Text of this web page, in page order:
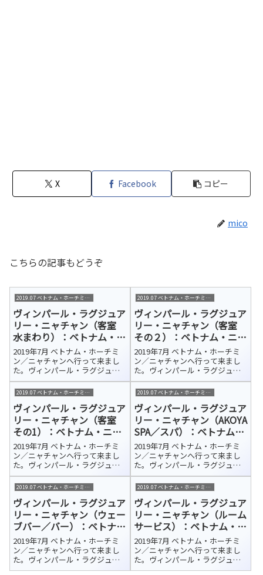
X Facebook コピー
mico
こちらの記事もどうぞ
2019.07 ベトナム・ホーチミン/ニャチャン
ヴィンパール・ラグジュア
リー・ニャチャン（客室
水まわり）：ベトナム・ニ
ャチャン 宿泊ホテル紹介
2019年7月 ベトナム・ホーチミ
ン／ニャチャンへ行って来まし
た。ヴィンパール・ラグジュア
リー・ニャチャン（Vinpearl
Luxury NhaTrang）今回の宿泊ホ
テルはカムラン国際空港から車
で約45分、さらにフェリーで10
分ほどのホ...
2019.07 ベトナム・ホーチミン/ニャチャン
ヴィンパール・ラグジュア
リー・ニャチャン（客室
その２）：ベトナム・ニャ
チャン 宿泊ホテル紹介
2019年7月 ベトナム・ホーチミ
ン／ニャチャンへ行って来まし
た。ヴィンパール・ラグジュア
リー・ニャチャン（Vinpearl
Luxury NhaTrang）今回の宿泊ホ
テルはカムラン国際空港から車
で約45分、さらにフェリーで10
分ほどのホ...
2019.07 ベトナム・ホーチミン/ニャチャン
ヴィンパール・ラグジュア
リー・ニャチャン（客室
その1）：ベトナム・ニャ
チャン 宿泊ホテル紹介
2019年7月 ベトナム・ホーチミ
ン／ニャチャンへ行って来まし
た。ヴィンパール・ラグジュア
リー・ニャチャン（Vinpearl
Luxury NhaTrang）今回の宿泊ホ
テルはカムラン国際空港から車
で約45分、さらにフェリーで10
分ほどのホ...
2019.07 ベトナム・ホーチミン/ニャチャン
ヴィンパール・ラグジュア
リー・ニャチャン（AKOYA
SPA／スパ）：ベトナム・
ニャチャン 宿泊ホテル紹
介
2019年7月 ベトナム・ホーチミ
ン／ニャチャンへ行って来まし
た。ヴィンパール・ラグジュア
リー・ニャチャン（Vinpearl
Luxury NhaTrang）今回の宿泊ホ
テルはカムラン国際空港から車
で約45分、さらにフェリーで10
分ほどのホ...
2019.07 ベトナム・ホーチミン/ニャチャン
ヴィンパール・ラグジュア
リー・ニャチャン（ウェー
ブバー／バー）：ベトナ
ム・ニャチャン 宿泊ホテ
ル紹介
2019年7月 ベトナム・ホーチミ
ン／ニャチャンへ行って来まし
た。ヴィンパール・ラグジュア
リー・ニャチャン（Vinpearl
2019.07 ベトナム・ホーチミン/ニャチャン
ヴィンパール・ラグジュア
リー・ニャチャン（ルーム
サービス）：ベトナム・ニ
ャチャン 宿泊ホテル紹介
2019年7月 ベトナム・ホーチミ
ン／ニャチャンへ行って来まし
た。ヴィンパール・ラグジュア
リー・ニャチャン（Vinpearl